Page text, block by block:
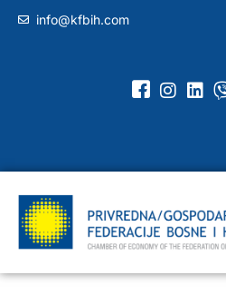
info@kfbih.com